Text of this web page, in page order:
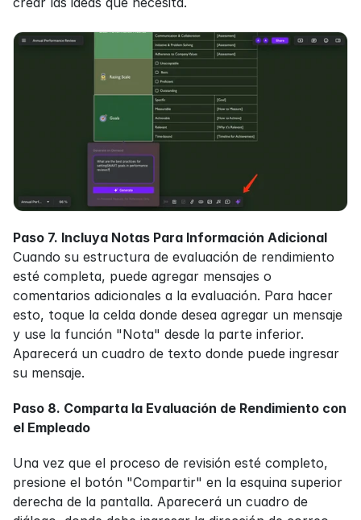
Paso 7. Incluya Notas Para Información Adicional
Cuando su estructura de evaluación de rendimiento
esté completa, puede agregar mensajes o
comentarios adicionales a la evaluación. Para hacer
esto, toque la celda donde desea agregar un mensaje
y use la función "Nota" desde la parte inferior.
Aparecerá un cuadro de texto donde puede ingresar
su mensaje.
Paso 8. Comparta la Evaluación de Rendimiento con
el Empleado
Una vez que el proceso de revisión esté completo,
presione el botón "Compartir" en la esquina superior
derecha de la pantalla. Aparecerá un cuadro de